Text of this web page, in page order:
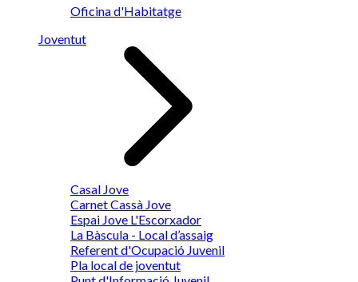
Oficina d'Habitatge
Joventut
Casal Jove
Carnet Cassà Jove
Espai Jove L'Escorxador
La Bàscula - Local d’assaig
Referent d'Ocupació Juvenil
Pla local de joventut